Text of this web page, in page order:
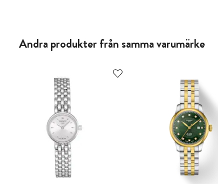
Andra produkter från samma varumärke